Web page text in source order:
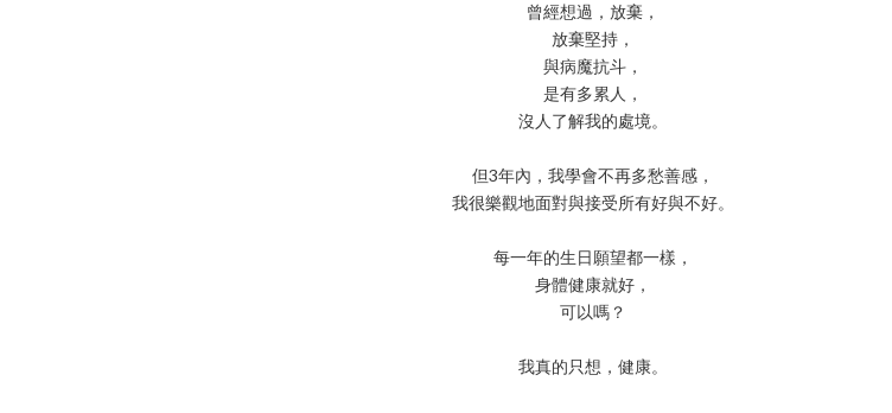
曾經想過，放棄，
放棄堅持，
與病魔抗斗，
是有多累人，
沒人了解我的處境。
但3年內，我學會不再多愁善感，
我很樂觀地面對與接受所有好與不好。
每一年的生日願望都一樣，
身體健康就好，
可以嗎？
我真的只想，健康。